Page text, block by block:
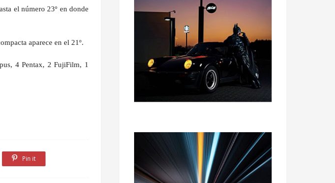
el número 23º en donde
aparece en el 21º.
4 Pentax, 2 FujiFilm, 1
Pin it